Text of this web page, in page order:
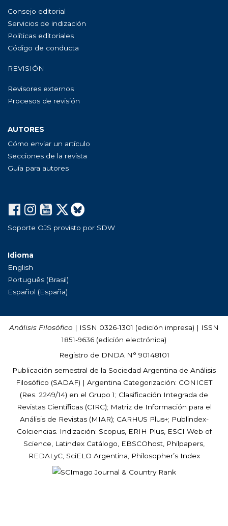
Consejo editorial
Servicios de indización
Políticas editoriales
Código de conducta
REVISIÓN
Revisores externos
Procesos de revisión
AUTORES
Cómo enviar un artículo
Secciones de la revista
Guía para autores
Soporte OJS provisto por SDW
Idioma
English
Português (Brasil)
Español (España)
Análisis Filosófico | ISSN 0326-1301 (edición impresa) | ISSN
1851-9636 (edición electrónica)
Registro de DNDA N° 90148101
Publicación semestral de la Sociedad Argentina de Análisis
Filosófico (SADAF) | Argentina Categorización: CONICET
(Res. 2249/14) en el Grupo 1; Clasificación Integrada de
Revistas Científicas (CIRC); Matriz de Información para el
Análisis de Revistas (MIAR); CARHUS Plus+; Publindex-
Colciencias. Indización: Scopus, ERIH Plus, ESCI Web of
Science, Latindex Catálogo, EBSCOhost, Philpapers,
REDALyC, SciELO Argentina, Philosopher’s Index